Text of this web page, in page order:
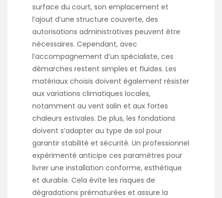
surface du court, son emplacement et
l’ajout d’une structure couverte, des
autorisations administratives peuvent être
nécessaires. Cependant, avec
l’accompagnement d’un spécialiste, ces
démarches restent simples et fluides. Les
matériaux choisis doivent également résister
aux variations climatiques locales,
notamment au vent salin et aux fortes
chaleurs estivales. De plus, les fondations
doivent s’adapter au type de sol pour
garantir stabilité et sécurité. Un professionnel
expérimenté anticipe ces paramètres pour
livrer une installation conforme, esthétique
et durable. Cela évite les risques de
dégradations prématurées et assure la